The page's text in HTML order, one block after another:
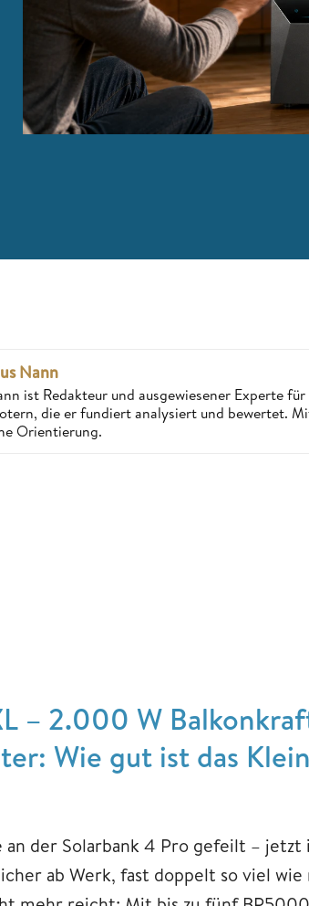
Nann
ist Redakteur und ausgewiesener Experte
die er fundiert analysiert und bewertet.
Orientierung.
– 2.000 W
Wie gut ist das
an der Solarbank 4 Pro gefeilt –
ab Werk, fast doppelt so viel